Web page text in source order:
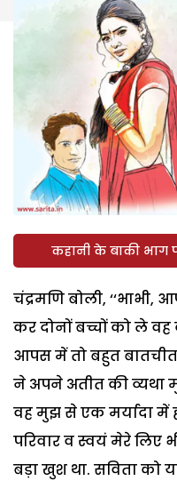
कहानी के बाकी
चंद्रमणि बोली, ‘‘भाभी,
कर दोनों बच्चों को ले
आपस में तो बहुत बातचीत
ने अपने अतीत की व्यथा
वह मुझ से एक मर्यादा में
परिवार व स्वयं मेरे लिए
बड़ा खुश था. सविता को